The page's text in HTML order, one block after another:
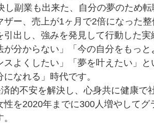
副業も出来た、自分の夢のため
ー、売上が1ヶ月で2倍になった
出し、強みを発見して行動した
分からない」「今の自分をもっ
よくしたい」「夢を叶えたい」
なれる」時代です。
的不安を解決し、心身共に健康で
を2020年までに300人増やして